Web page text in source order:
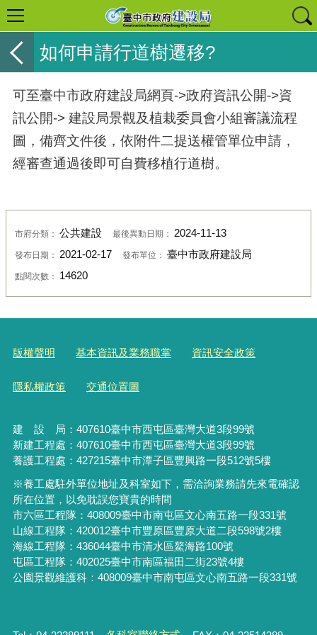
如何申請行道樹遷移?
可至臺中市政府建設局網頁->政府資訊公開->資
訊公開-> 建設局景觀及植栽委員會小組審議流程
圖，備齊文件後，依附件二提送權管單位申請，
經審查通過後即可自費移植行道樹。
市府分類： 公共建設 最後異動日期： 2024-11-13
發布日期： 2021-02-17 發布單位： 臺中市政府建設局
點閱次數： 14620
版權聲明 基本資訊及業務職掌 資訊安全政策
隱私權政策 交通位置圖
建 設 局： 407610臺中市西屯區臺灣大道3段99號
新建工程處：407610臺中市西屯區臺灣大道3段99號
養護工程處：427215臺中市潭子區豐興路一段512號5樓
※養工處駐外單位地址及科室如下，需洽詢業務請先來電確認
所在位置，以免耽誤您寶貴的時間
市六區工程隊：408009臺中市南屯區文心南五路一段331號
山線工程隊：420012臺中市豐原區豐原大道二段598號2樓
海線工程隊：436044臺中市清水區鰲海路100號
屯區工程隊：402025臺中市南區福田二街23號4樓
公園景觀維護科：408009臺中市南屯區文心南五路一段331號